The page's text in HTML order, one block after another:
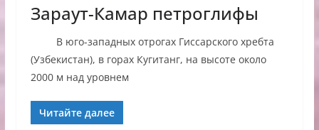
Зараут-Камар петроглифы
В юго-западных отрогах Гиссарского хребта
(Узбекистан), в горах Кугитанг, на высоте около
2000 м над уровнем
Читайте далее